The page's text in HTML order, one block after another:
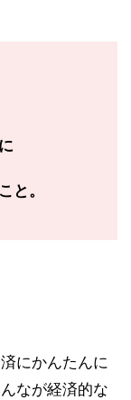
と。
にかんたんに
なが経済的な